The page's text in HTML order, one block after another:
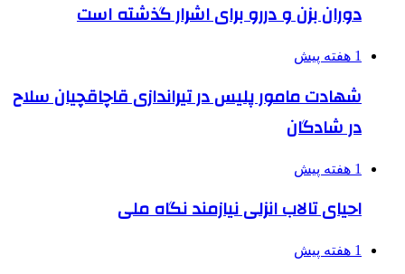
دوران بزن و دررو برای اشرار گذشته است
1 هفته پیش
شهادت مامور پلیس در تیراندازی قاچاقچیان سلاح
در شادگان
1 هفته پیش
احیای تالاب انزلی نیازمند نگاه ملی
1 هفته پیش